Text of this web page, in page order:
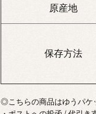
原産地
保存方法
◎こちらの商品はゆうパケ